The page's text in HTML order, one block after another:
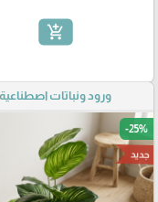
add_shopping_cart
ورود ونباتات اصطناعية
-25%
جديد